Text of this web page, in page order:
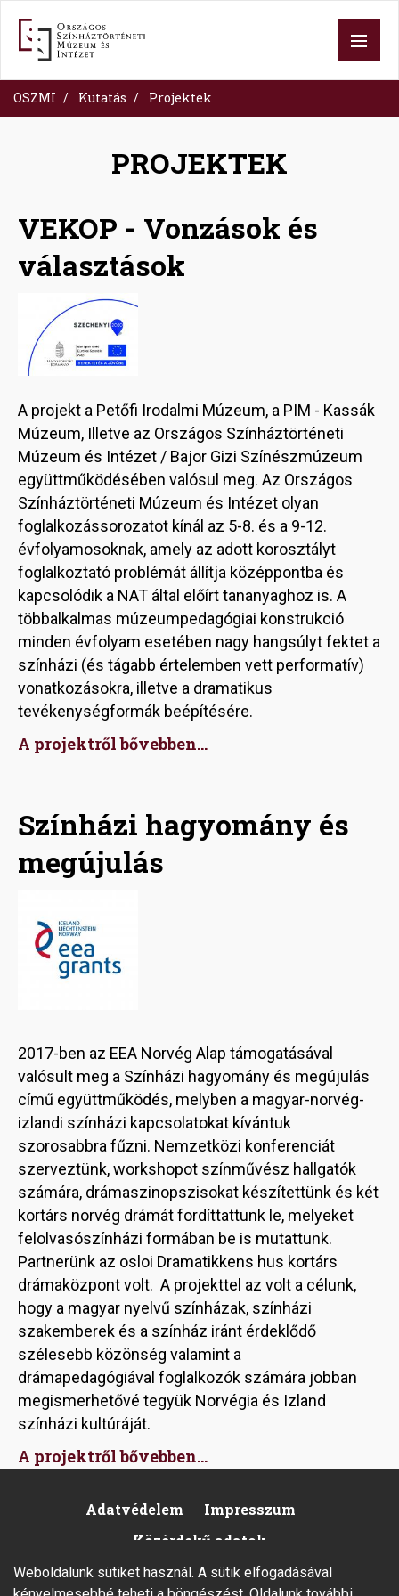
tartalomra
OSZMI Kutatás Projektek
PROJEKTEK
VEKOP - Vonzások és
választások
A projekt a Petőfi Irodalmi Múzeum, a PIM - Kassák
Múzeum, Illetve az Országos Színháztörténeti
Múzeum és Intézet / Bajor Gizi Színészmúzeum
együttműködésében valósul meg. Az Országos
Színháztörténeti Múzeum és Intézet olyan
foglalkozássorozatot kínál az 5-8. és a 9-12.
évfolyamosoknak, amely az adott korosztályt
foglalkoztató problémát állítja középpontba és
kapcsolódik a NAT által előírt tananyaghoz is. A
többalkalmas múzeumpedagógiai konstrukció
minden évfolyam esetében nagy hangsúlyt fektet a
színházi (és tágabb értelemben vett performatív)
vonatkozásokra, illetve a dramatikus
tevékenységformák beépítésére.
A projektről bővebben...
Színházi hagyomány és
megújulás
2017-ben az EEA Norvég Alap támogatásával
valósult meg a Színházi hagyomány és megújulás
című együttműködés, melyben a magyar-norvég-
izlandi színházi kapcsolatokat kívántuk
szorosabbra fűzni. Nemzetközi konferenciát
szerveztünk, workshopot színművész hallgatók
számára, drámaszinopszisokat készítettünk és két
kortárs norvég drámát fordíttattunk le, melyeket
felolvasószínházi formában be is mutattunk.
Partnerünk az osloi Dramatikkens hus kortárs
drámaközpont volt. A projekttel az volt a célunk,
hogy a magyar nyelvű színházak, színházi
szakemberek és a színház iránt érdeklődő
szélesebb közönség valamint a
drámapedagógiával foglalkozók számára jobban
megismerhetővé tegyük Norvégia és Izland
színházi kultúráját.
A projektről bővebben...
Footer
Adatvédelem
Impresszum
Közérdekű adatok
Weboldalunk sütiket használ. A sütik elfogadásával